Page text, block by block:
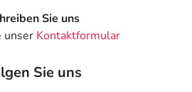
Sie uns
unser Kontaktformular
Sie uns